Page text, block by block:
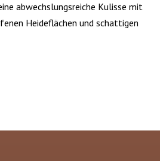
abwechslungsreiche Kulisse mit
Heideflächen und schattigen